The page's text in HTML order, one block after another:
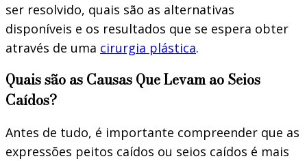
ser resolvido, quais são as alternativas
disponíveis e os resultados que se espera obter
através de uma cirurgia plástica.
Quais são as Causas Que Levam ao Seios
Caídos?
Antes de tudo, é importante compreender que as
expressões peitos caídos ou seios caídos é mais